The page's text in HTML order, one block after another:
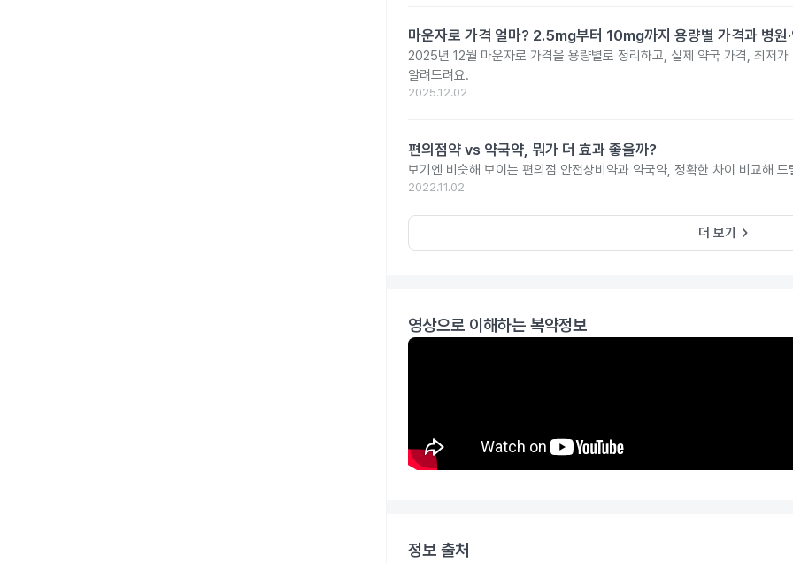
마운자로 가격 얼마? 2.5mg부터 10mg까지 용량별 가격과 병원
2025년 12월 마운자로 가격을 용량별로 정리하고, 실제 약국 가격, 최저가
알려드려요.
2025.12.02
편의점약 vs 약국약, 뭐가 더 효과 좋을까?
보기엔 비슷해 보이는 편의점 안전상비약과 약국약, 정확한 차이 비교해 드
2022.11.02
더 보기 keyboard_arrow_right
영상으로 이해하는 복약정보
정보 출처